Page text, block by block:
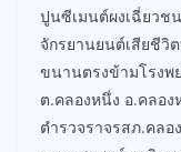
ปูนซีเมนต์ผงเฉี่ยวช
จักรยานยนต์เสียชีวิ
ขนานตรงข้ามโรงพ
ต.คลองหนึ่ง อ.คลอ
ตำรวจราจรสภ.คลอ